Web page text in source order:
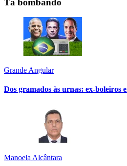
Tá bombando
Grande Angular
Dos gramados às urnas: ex-boleiros
Manoela Alcântara